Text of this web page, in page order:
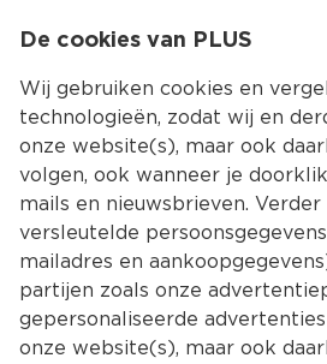
De cookies van PLUS
Wij gebruiken cookies en
technologieën, zodat wij en
onze website(s), maar ook
volgen, ook wanneer je
mails en nieuwsbrieven.
versleutelde
mailadres en
partijen zoals onze
gepersonaliseerde
onze website(s), maar ook